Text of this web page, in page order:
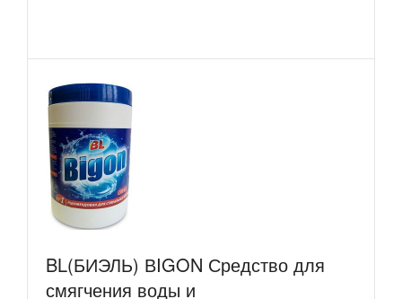
BL(БИЭЛЬ) ВIGON Средство для
смягчения воды и